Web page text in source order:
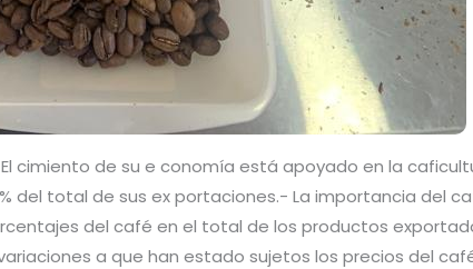
cimiento de su e conomía está apoyado en la
del total de sus ex portaciones.- La importancia del
del café en el total de los productos
a que han estado sujetos los precios del